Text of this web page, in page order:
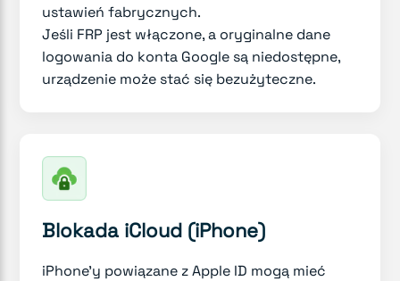
ustawień fabrycznych.
Jeśli FRP jest włączone, a oryginalne dane
logowania do konta Google są niedostępne,
urządzenie może stać się bezużyteczne.
Blokada iCloud (iPhone)
iPhone'y powiązane z Apple ID mogą mieć